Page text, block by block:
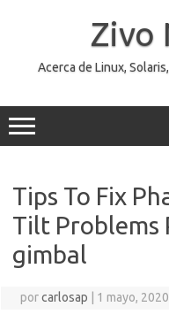
Zivo
Acerca de Linux,
Tips To Fix
Tilt Problems
gimbal
porcarlosap 1 mayo, 2020